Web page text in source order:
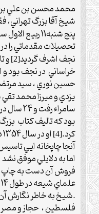
محمد محسن بن علي
شيخ آقا بزرگ
پنج شنبه11 ربيع الاول سال 1293در تهران به دنيا آمد.
نجف اشرف گرديد[2]
خراساني در نجف بود و
حسين نوري ، سيد
يزدي و ميرزا محمد
سامراء
بود كه تاليف كتاب
كرد.[4] او در سال 1354 دوباره به نجف برگشت ،
آنجا چاپخانه ايي
اما به دلايلي موفق نشد
فروش آن دست به چاپ
.شيخ به خاطر نگارش
فلسطين ،